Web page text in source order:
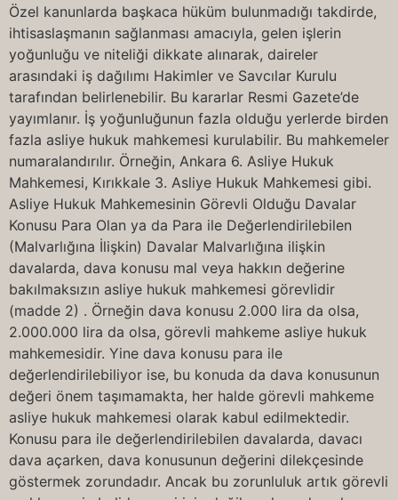
Özel kanunlarda başkaca hüküm bulunmadığı takdirde,
ihtisaslaşmanın sağlanması amacıyla, gelen işlerin
yoğunluğu ve niteliği dikkate alınarak, daireler
arasındaki iş dağılımı Hakimler ve Savcılar Kurulu
tarafından belirlenebilir. Bu kararlar Resmi Gazete’de
yayımlanır. İş yoğunluğunun fazla olduğu yerlerde birden
fazla asliye hukuk mahkemesi kurulabilir. Bu mahkemeler
numaralandırılır. Örneğin, Ankara 6. Asliye Hukuk
Mahkemesi, Kırıkkale 3. Asliye Hukuk Mahkemesi gibi.
Asliye Hukuk Mahkemesinin Görevli Olduğu Davalar
Konusu Para Olan ya da Para ile Değerlendirilebilen
(Malvarlığına İlişkin) Davalar Malvarlığına ilişkin
davalarda, dava konusu mal veya hakkın değerine
bakılmaksızın asliye hukuk mahkemesi görevlidir
(madde 2) . Örneğin dava konusu 2.000 lira da olsa,
2.000.000 lira da olsa, görevli mahkeme asliye hukuk
mahkemesidir. Yine dava konusu para ile
değerlendirilebiliyor ise, bu konuda da dava konusunun
değeri önem taşımamakta, her halde görevli mahkeme
asliye hukuk mahkemesi olarak kabul edilmektedir.
Konusu para ile değerlendirilebilen davalarda, davacı
dava açarken, dava konusunun değerini dilekçesinde
göstermek zorundadır. Ancak bu zorunluluk artık görevli